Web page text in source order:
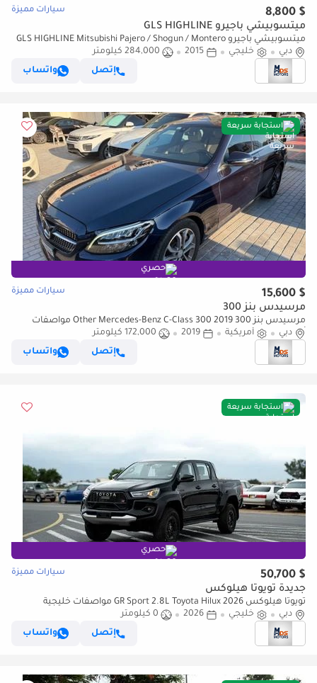
$ 8,800 سيارات مميزة
ميتسوبيشي باجيرو GLS HIGHLINE
ميتسوبيشي باجيرو GLS HIGHLINE Mitsubishi Pajero / Shogun / Montero
2015 مواصفات خليجيةدبي خليجي 2015
284,000 كيلومتر
إتصل
واتساب
استجابة سريعة
حصري
$ 15,600 سيارات مميزة
مرسيدس بنز 300
مرسيدس بنز 300 Other Mercedes-Benz C-Class 300 2019 مواصفات
أمريكية
دبي أمريكية 2019
172,000 كيلومتر
إتصل
واتساب
استجابة سريعة
حصري
$ 50,700 سيارات مميزة
جديدة تويوتا هيلوكس
تويوتا هيلوكس GR Sport 2.8L Toyota Hilux 2026 مواصفات خليجية
دبي
خليجي 2026
0 كيلومتر
إتصل
واتساب